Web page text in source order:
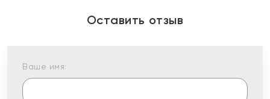
Оставить отзыв
Ваше имя: